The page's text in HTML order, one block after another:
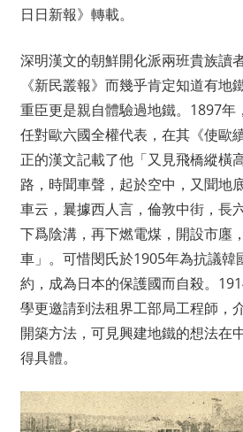
日日新報》轉載。
深明漢文的朝鮮開化派兩班貴族讀
《新民叢報》而幾乎肯定知道有地
重臣更是親自體驗過地鐵。1897年
任對歐六國全權代表，在其《使歐
正的漢文記載了他「又見飛橋縱橫
路，時聞車聲，起於空中，又聞地
車云，曩據西人言，倫敦中街，長
下爲陰溝，再下燃電煤，開設市廛
車」。可惜閔氏於1905年為抗議韓
約，成為日本的保護國而自殺。
學更邀請到法租界工部局工程師，
開築方法，可見興建地鐵的想法在
得具體。